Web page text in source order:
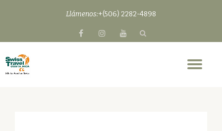
to
content
Llámenos:+(506) 2282-4898
fa-
fa-
fa-